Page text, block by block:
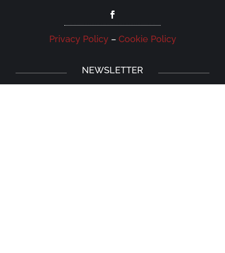
Privacy Policy– Cookie Policy
NEWSLETTER